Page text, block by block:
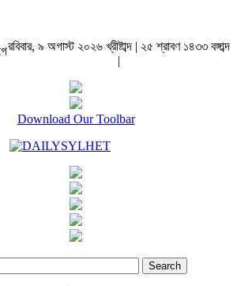
রবিবার, ৯ অগাস্ট ২০২৬ খ্রীষ্টাব্দ | ২৫ শ্রাবণ ১৪৩৩ বঙ্গাব্দ
|
Download Our Toolbar